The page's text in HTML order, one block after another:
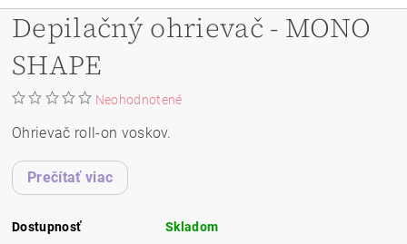
Depilačný ohrievač - MONO
SHAPE
Neohodnotené
Ohrievač roll-on voskov.
Prečítať viac
Dostupnosť Skladom